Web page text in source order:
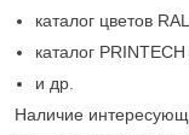
каталог цветов RAL
каталог PRINTECH
и др.
Наличие